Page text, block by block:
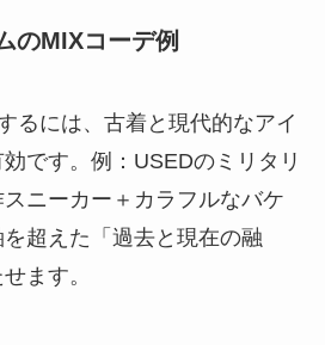
のMIXコーデ例
るには、古着と現代的なアイ
です。例：USEDのミリタリ
ニーカー＋カラフルなバケ
超えた「過去と現在の融
ます。